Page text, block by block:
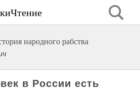
народного рабства
в России есть